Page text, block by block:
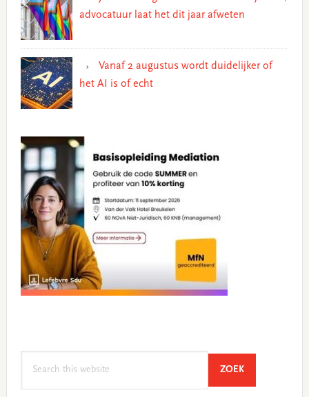
advocatuur laat het dit jaar afweten
Vanaf 2 augustus wordt duidelijker of
het AI is of echt
ZOEKSEARCH